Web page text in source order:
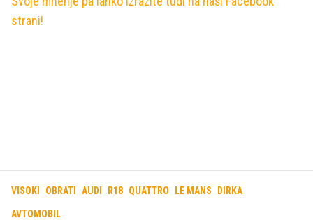
strani!
VISOKI OBRATI AUDI R18 QUATTRO LE MANS DIRKA
AVTOMOBIL